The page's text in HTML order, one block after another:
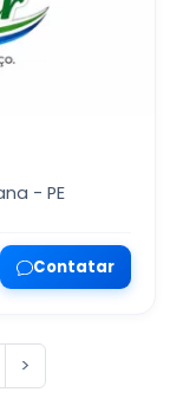
- PE
Contatar
>